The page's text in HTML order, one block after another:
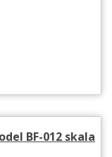
BF-012 skala